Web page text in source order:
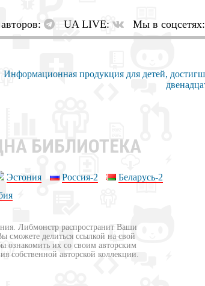
UA LIVE: Мы в соцсетях:
БИБЛИОТЕКА
Эстония Россия-2
Беларусь-2
Либмонстр распространит Ваши
сможете делиться ссылкой на свой
ознакомить их со своим авторским
собственной авторской коллекции.